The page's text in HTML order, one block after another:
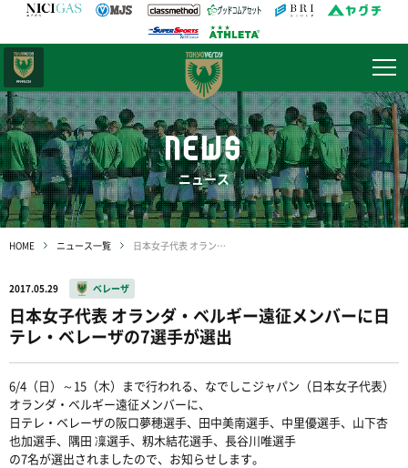
NEWS
ニュース
HOME ニュース一覧 日本女子代表 オランダ・ベルギー遠征メンバーに日テレ・ベレーザの7選手が選出
2017.05.29 ベレーザ
日本女子代表 オランダ・ベルギー遠征メンバーに日
テレ・ベレーザの7選手が選出
6/4（日）～15（木）まで行われる、なでしこジャパン（日本女子代表）
オランダ・ベルギー遠征メンバーに、
日テレ・ベレーザの阪口夢穂選手、田中美南選手、中里優選手、山下杏
也加選手、隅田 凜選手、籾木結花選手、長谷川唯選手
の7名が選出されましたので、お知らせします。